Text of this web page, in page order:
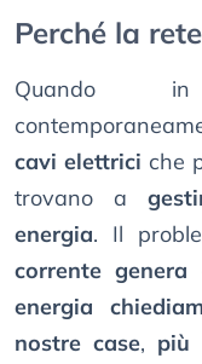
Perché la
Quando
cavi elettrici che
trovano a
energia. Il
corrente genera
energia
nostre case, più